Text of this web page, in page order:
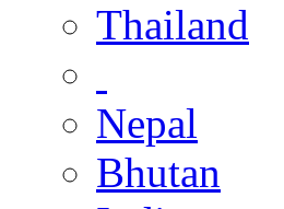
Thailand
Nepal
Bhutan